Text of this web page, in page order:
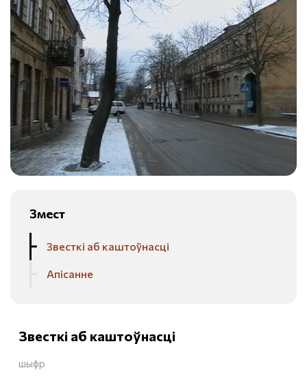
Змест
Звесткі аб каштоўнасці
Апісанне
Звесткі аб каштоўнасці
шыфр